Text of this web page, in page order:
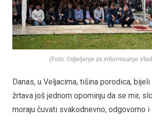
(Foto: Odjeljenje za informisanje
Danas, u Veljacima, tišina porodica,
žrtava još jednom opominju da se mir,
moraju čuvati svakodnevno, odgovorno